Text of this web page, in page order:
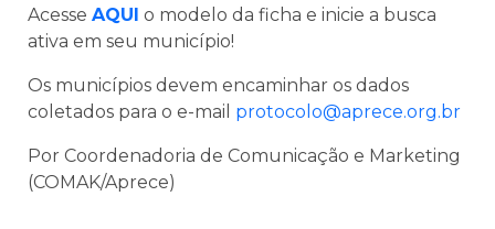
Acesse AQUI o modelo da ficha e inicie a busca
ativa em seu município!
Os municípios devem encaminhar os dados
coletados para o e-mail protocolo@aprece.org.br
Por Coordenadoria de Comunicação e Marketing
(COMAK/Aprece)